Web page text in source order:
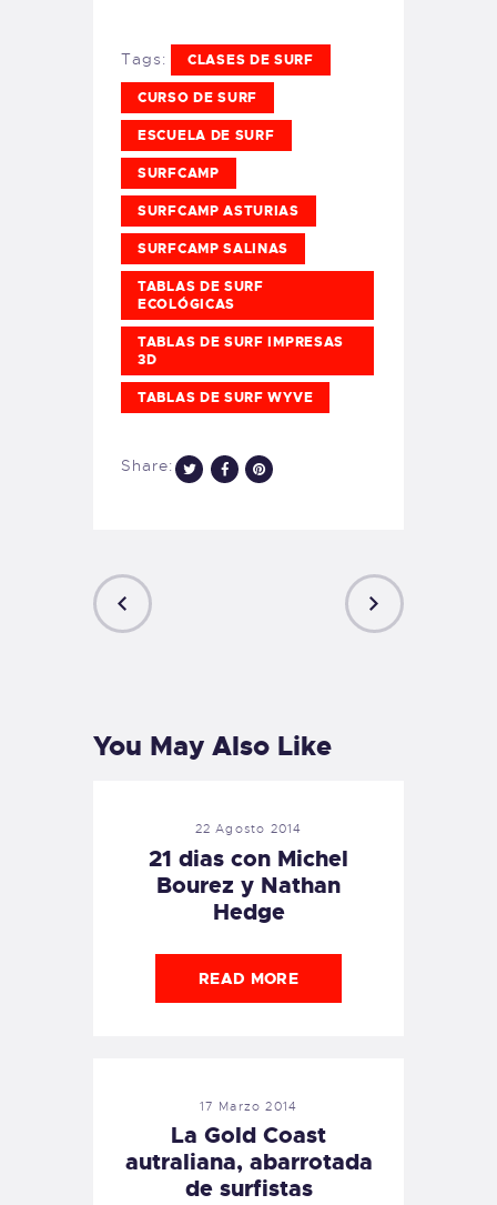
Tags: CLASES DE SURF
CURSO DE SURF
ESCUELA DE SURF
SURFCAMP
SURFCAMP ASTURIAS
SURFCAMP SALINAS
TABLAS DE SURF
ECOLÓGICAS
TABLAS DE SURF IMPRESAS
3D
TABLAS DE SURF WYVE
Share:
You May Also Like
22 Agosto 2014
21 dias con Michel
Bourez y Nathan
Hedge
READ MORE
17 Marzo 2014
La Gold Coast
autraliana, abarrotada
de surfistas